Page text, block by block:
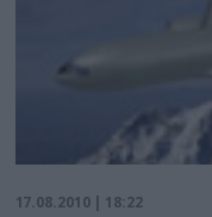
17.08.2010 | 18:22